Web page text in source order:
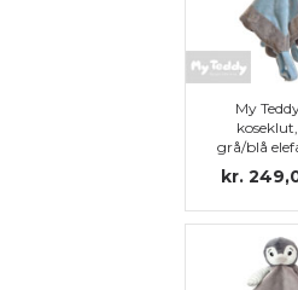
My
koseklut,
grå/blå
kr.